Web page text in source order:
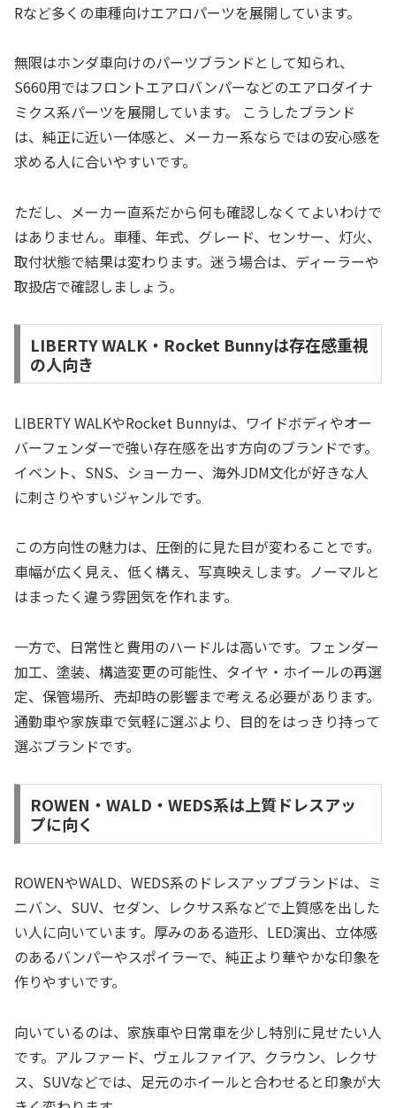
Rなど多くの車種向けエアロパーツを展開しています。
無限はホンダ車向けのパーツブランドとして知られ、
S660用ではフロントエアロバンパーなどのエアロダイナ
ミクス系パーツを展開しています。 こうしたブランド
は、純正に近い一体感と、メーカー系ならではの安心感を
求める人に合いやすいです。
ただし、メーカー直系だから何も確認しなくてよいわけで
はありません。車種、年式、グレード、センサー、灯火、
取付状態で結果は変わります。迷う場合は、ディーラーや
取扱店で確認しましょう。
LIBERTY WALK・Rocket Bunnyは存在感重視
の人向き
LIBERTY WALKやRocket Bunnyは、ワイドボディやオー
バーフェンダーで強い存在感を出す方向のブランドです。
イベント、SNS、ショーカー、海外JDM文化が好きな人
に刺さりやすいジャンルです。
この方向性の魅力は、圧倒的に見た目が変わることです。
車幅が広く見え、低く構え、写真映えします。ノーマルと
はまったく違う雰囲気を作れます。
一方で、日常性と費用のハードルは高いです。フェンダー
加工、塗装、構造変更の可能性、タイヤ・ホイールの再選
定、保管場所、売却時の影響まで考える必要があります。
通勤車や家族車で気軽に選ぶより、目的をはっきり持って
選ぶブランドです。
ROWEN・WALD・WEDS系は上質ドレスアッ
プに向く
ROWENやWALD、WEDS系のドレスアップブランドは、ミ
ニバン、SUV、セダン、レクサス系などで上質感を出した
い人に向いています。厚みのある造形、LED演出、立体感
のあるバンパーやスポイラーで、純正より華やかな印象を
作りやすいです。
向いているのは、家族車や日常車を少し特別に見せたい人
です。アルファード、ヴェルファイア、クラウン、レクサ
ス、SUVなどでは、足元のホイールと合わせると印象が大